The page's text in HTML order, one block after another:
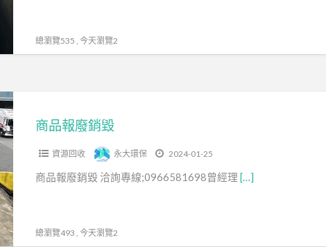
總瀏覽535 , 今天瀏覽2
商品報廢銷毀
資源回收 永大環保 2024-01-25
商品報廢銷毀 洽詢專線;0966581698曾經理 […]
總瀏覽493 , 今天瀏覽2